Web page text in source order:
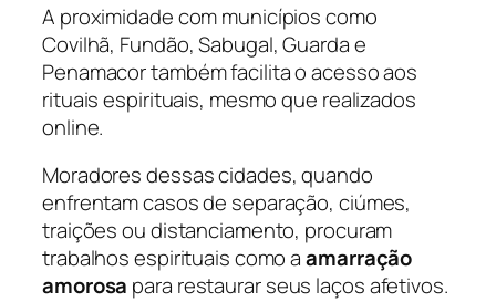
A proximidade com municípios como
Covilhã, Fundão, Sabugal, Guarda e
Penamacor também facilita o acesso aos
rituais espirituais, mesmo que realizados
online.
Moradores dessas cidades, quando
enfrentam casos de separação, ciúmes,
traições ou distanciamento, procuram
trabalhos espirituais como aamarração
amorosa para restaurar seus laços afetivos.